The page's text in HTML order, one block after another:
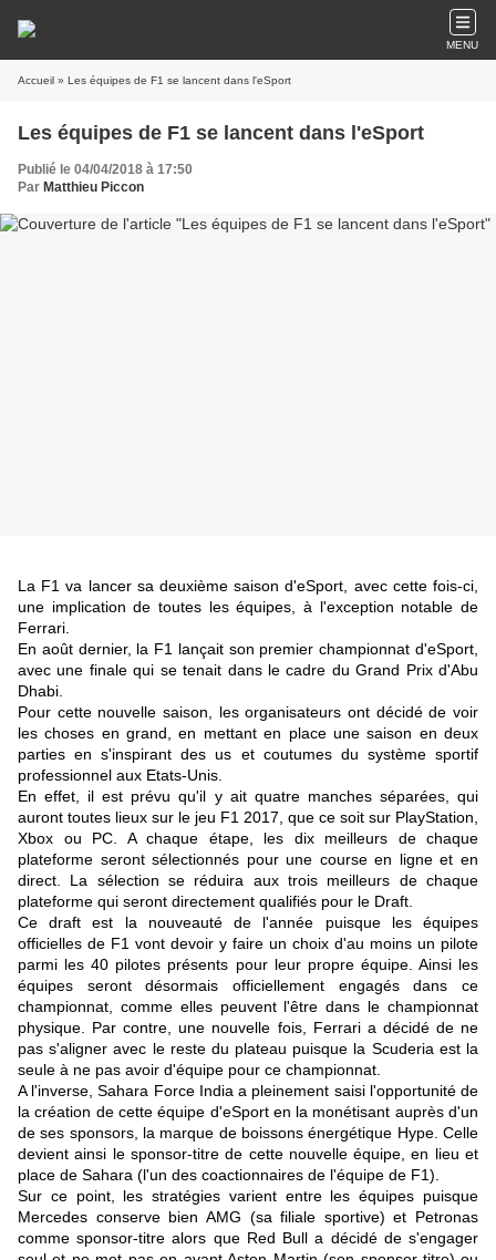
MENU
Accueil » Les équipes de F1 se lancent dans l'eSport
Les équipes de F1 se lancent dans l'eSport
Publié le 04/04/2018 à 17:50
Par Matthieu Piccon
La F1 va lancer sa deuxième saison d'eSport, avec cette fois-ci,
une implication de toutes les équipes, à l'exception notable de
Ferrari.
En août dernier, la F1 lançait son premier championnat d'eSport,
avec une finale qui se tenait dans le cadre du Grand Prix d'Abu
Dhabi.
Pour cette nouvelle saison, les organisateurs ont décidé de voir
les choses en grand, en mettant en place une saison en deux
parties en s'inspirant des us et coutumes du système sportif
professionnel aux Etats-Unis.
En effet, il est prévu qu'il y ait quatre manches séparées, qui
auront toutes lieux sur le jeu F1 2017, que ce soit sur PlayStation,
Xbox ou PC. A chaque étape, les dix meilleurs de chaque
plateforme seront sélectionnés pour une course en ligne et en
direct. La sélection se réduira aux trois meilleurs de chaque
plateforme qui seront directement qualifiés pour le Draft.
Ce draft est la nouveauté de l'année puisque les équipes
officielles de F1 vont devoir y faire un choix d'au moins un pilote
parmi les 40 pilotes présents pour leur propre équipe. Ainsi les
équipes seront désormais officiellement engagés dans ce
championnat, comme elles peuvent l'être dans le championnat
physique. Par contre, une nouvelle fois, Ferrari a décidé de ne
pas s'aligner avec le reste du plateau puisque la Scuderia est la
seule à ne pas avoir d'équipe pour ce championnat.
A l'inverse, Sahara Force India a pleinement saisi l'opportunité de
la création de cette équipe d'eSport en la monétisant auprès d'un
de ses sponsors, la marque de boissons énergétique Hype. Celle
devient ainsi le sponsor-titre de cette nouvelle équipe, en lieu et
place de Sahara (l'un des coactionnaires de l'équipe de F1).
Sur ce point, les stratégies varient entre les équipes puisque
Mercedes conserve bien AMG (sa filiale sportive) et Petronas
comme sponsor-titre alors que Red Bull a décidé de s'engager